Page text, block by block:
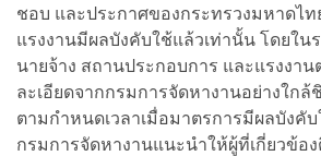
ชอบ และประกาศของกระทรวงมหาดไท
แรงงานมีผลบังคับใช้แล้วเท่านั้น โดยใน
นายจ้าง สถานประกอบการ และแรงงาน
ละเอียดจากกรมการจัดหางานอย่างใกล้
ตามกำหนดเวลาเมื่อมาตรการมีผลบังคับ
กรมการจัดหางานแนะนำให้ผู้ที่เกี่ยวข้อ